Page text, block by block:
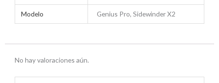
Modelo Genius Pro, Sidewinder X2
No hay valoraciones aún.